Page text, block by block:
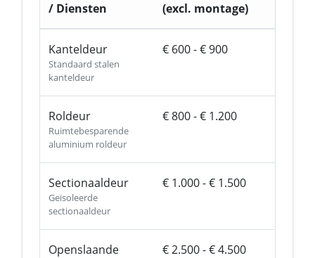
/ Diensten
(excl. montage)
Kanteldeur
Standaard stalen
kanteldeur
€ 600 - € 900
Roldeur
Ruimtebesparende
aluminium roldeur
€ 800 - € 1.200
Sectionaaldeur
Geïsoleerde
sectionaaldeur
€ 1.000 - € 1.500
Openslaande
€ 2.500 - € 4.500